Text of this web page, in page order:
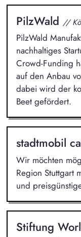
PilzWald //
PilzWald
nachhaltiges
Crowd-Funding
auf den Anbau
dabei wird der
Beet gefördert.
stadtmobil
Wir möchten
Region Stuttgart
und
Stiftung